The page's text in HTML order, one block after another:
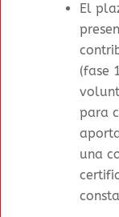
El
(fase
para
una